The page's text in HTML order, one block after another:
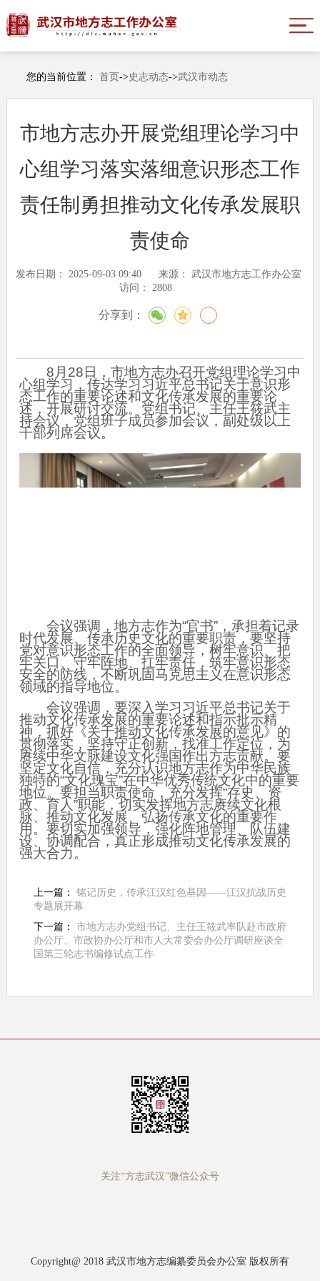
您的当前位置： 首页->史志动态->武汉市动态
市地方志办开展党组理论学习中
心组学习落实落细意识形态工作
责任制勇担推动文化传承发展职
责使命
发布日期： 2025-09-03 09:40 来源： 武汉市地方志工作办公室
访问： 2808
分享到：
8月28日，市地方志办召开党组理论学习中
心组学习，传达学习习近平总书记关于意识形
态工作的重要论述和文化传承发展的重要论
述，开展研讨交流。党组书记、主任王筱武主
持会议，党组班子成员参加会议，副处级以上
干部列席会议。
会议强调，地方志作为“官书”，承担着记录
时代发展、传承历史文化的重要职责，要坚持
党对意识形态工作的全面领导，树牢意识、把
牢关口、守牢阵地、扛牢责任，筑牢意识形态
安全的防线，不断巩固马克思主义在意识形态
领域的指导地位。
会议强调，要深入学习习近平总书记关于
推动文化传承发展的重要论述和指示批示精
神，抓好《关于推动文化传承发展的意见》的
贯彻落实，坚持守正创新，找准工作定位，为
赓续中华文脉建设文化强国作出方志贡献。要
坚定文化自信，充分认识地方志作为中华民族
独特的“文化瑰宝”在中华优秀传统文化中的重要
地位。要担当职责使命，充分发挥“存史、资
政、育人”职能，切实发挥地方志赓续文化根
脉、推动文化发展、弘扬传承文化的重要作
用。要切实加强领导，强化阵地管理、队伍建
设、协调配合，真正形成推动文化传承发展的
强大合力。
上一篇： 铭记历史，传承江汉红色基因——江汉抗战历史
专题展开幕
下一篇： 市地方志办党组书记、主任王筱武率队赴市政府
办公厅、市政协办公厅和市人大常委会办公厅调研座谈全
国第三轮志书编修试点工作
关注“方志武汉”微信公众号
Copyright@ 2018 武汉市地方志编纂委员会办公室 版权所有